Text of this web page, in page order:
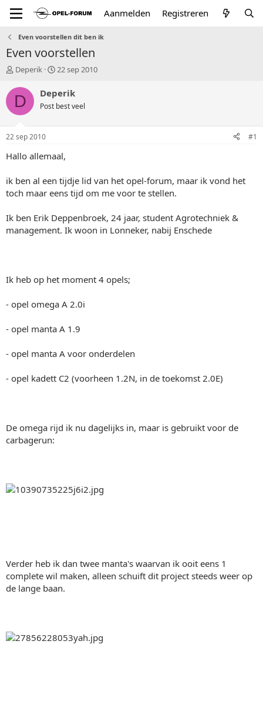
Aanmelden Registreren
Even voorstellen dit ben ik
Even voorstellen
T
p
a
r
r
Deperik
S
a
r
t
u
22 sep 2010
D Deperik
Post best veel
22 sep 2010 #1
Hallo allemaal,
ik ben al een tijdje lid van het opel-forum, maar ik vond het
toch maar eens tijd om me voor te stellen.
Ik ben Erik Deppenbroek, 24 jaar, student Agrotechniek &
management. Ik woon in Lonneker, nabij Enschede
Ik heb op het moment 4 opels;
- opel omega A 2.0i
- opel manta A 1.9
- opel manta A voor onderdelen
- opel kadett C2 (voorheen 1.2N, in de toekomst 2.0E)
De omega rijd ik nu dagelijks in, maar is gebruikt voor de
carbagerun:
Verder heb ik dan twee manta's waarvan ik ooit eens 1
complete wil maken, alleen schuift dit project steeds weer op
de lange baan.